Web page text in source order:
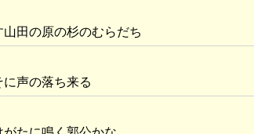
田の原の杉のむらだち
声の落ち来る